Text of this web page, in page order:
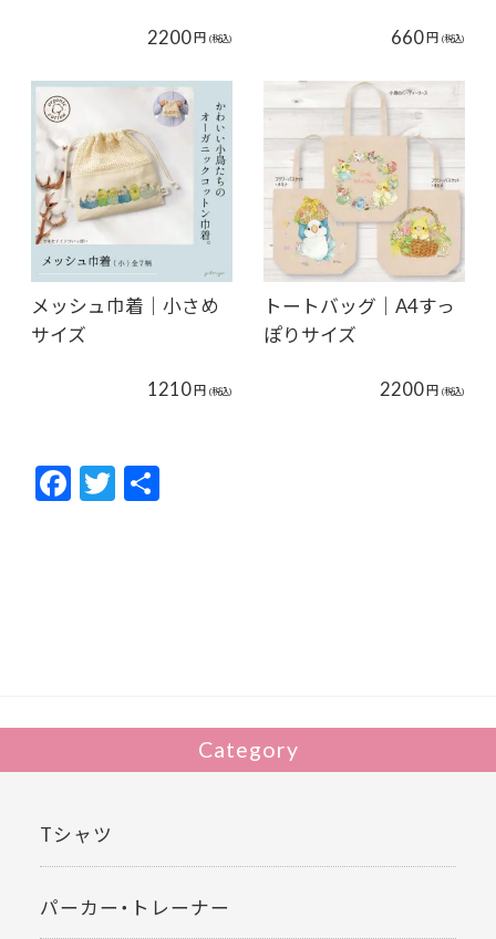
2200円 (税込) 660円 (税込)
メッシュ巾着｜小さめ
サイズ
1210円 (税込)
トートバッグ｜A4すっ
ぽりサイズ
2200円 (税込)
F
ac
T
w
Category
Tシャツ
パーカー・トレーナー